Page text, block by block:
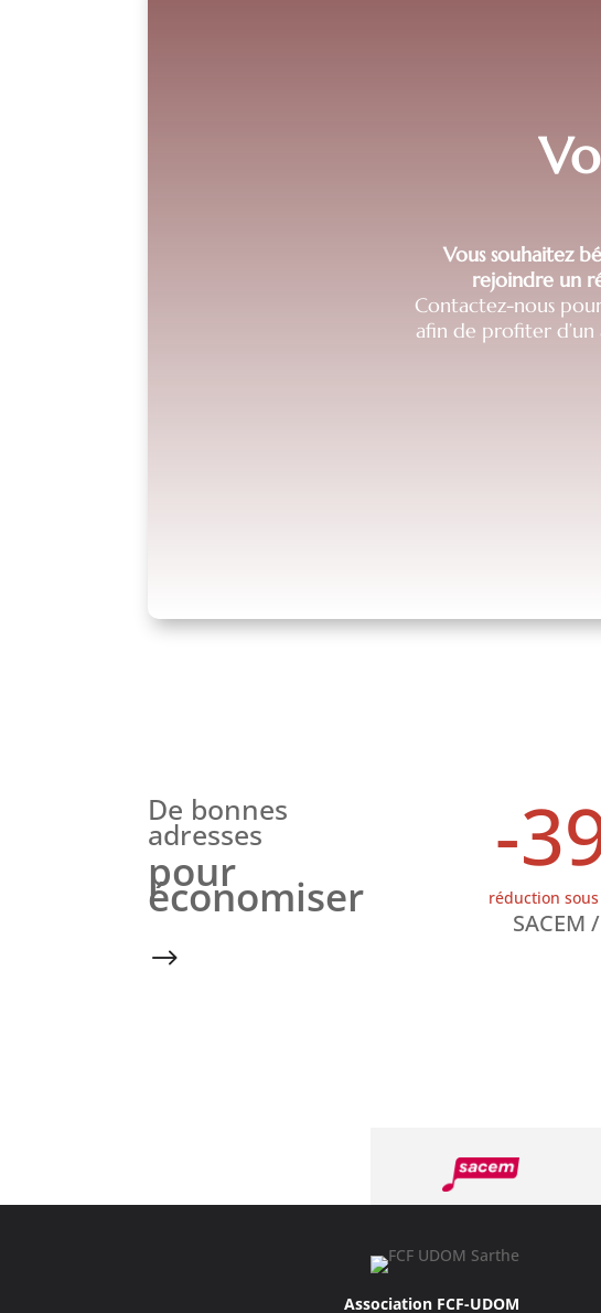
Vous souhaitez
rejoindre un
Contactez-nous
afin de profiter
De bonnes
adresses
pour
économiser
$
-
réduction
SACEM
Association FCF-UDOM